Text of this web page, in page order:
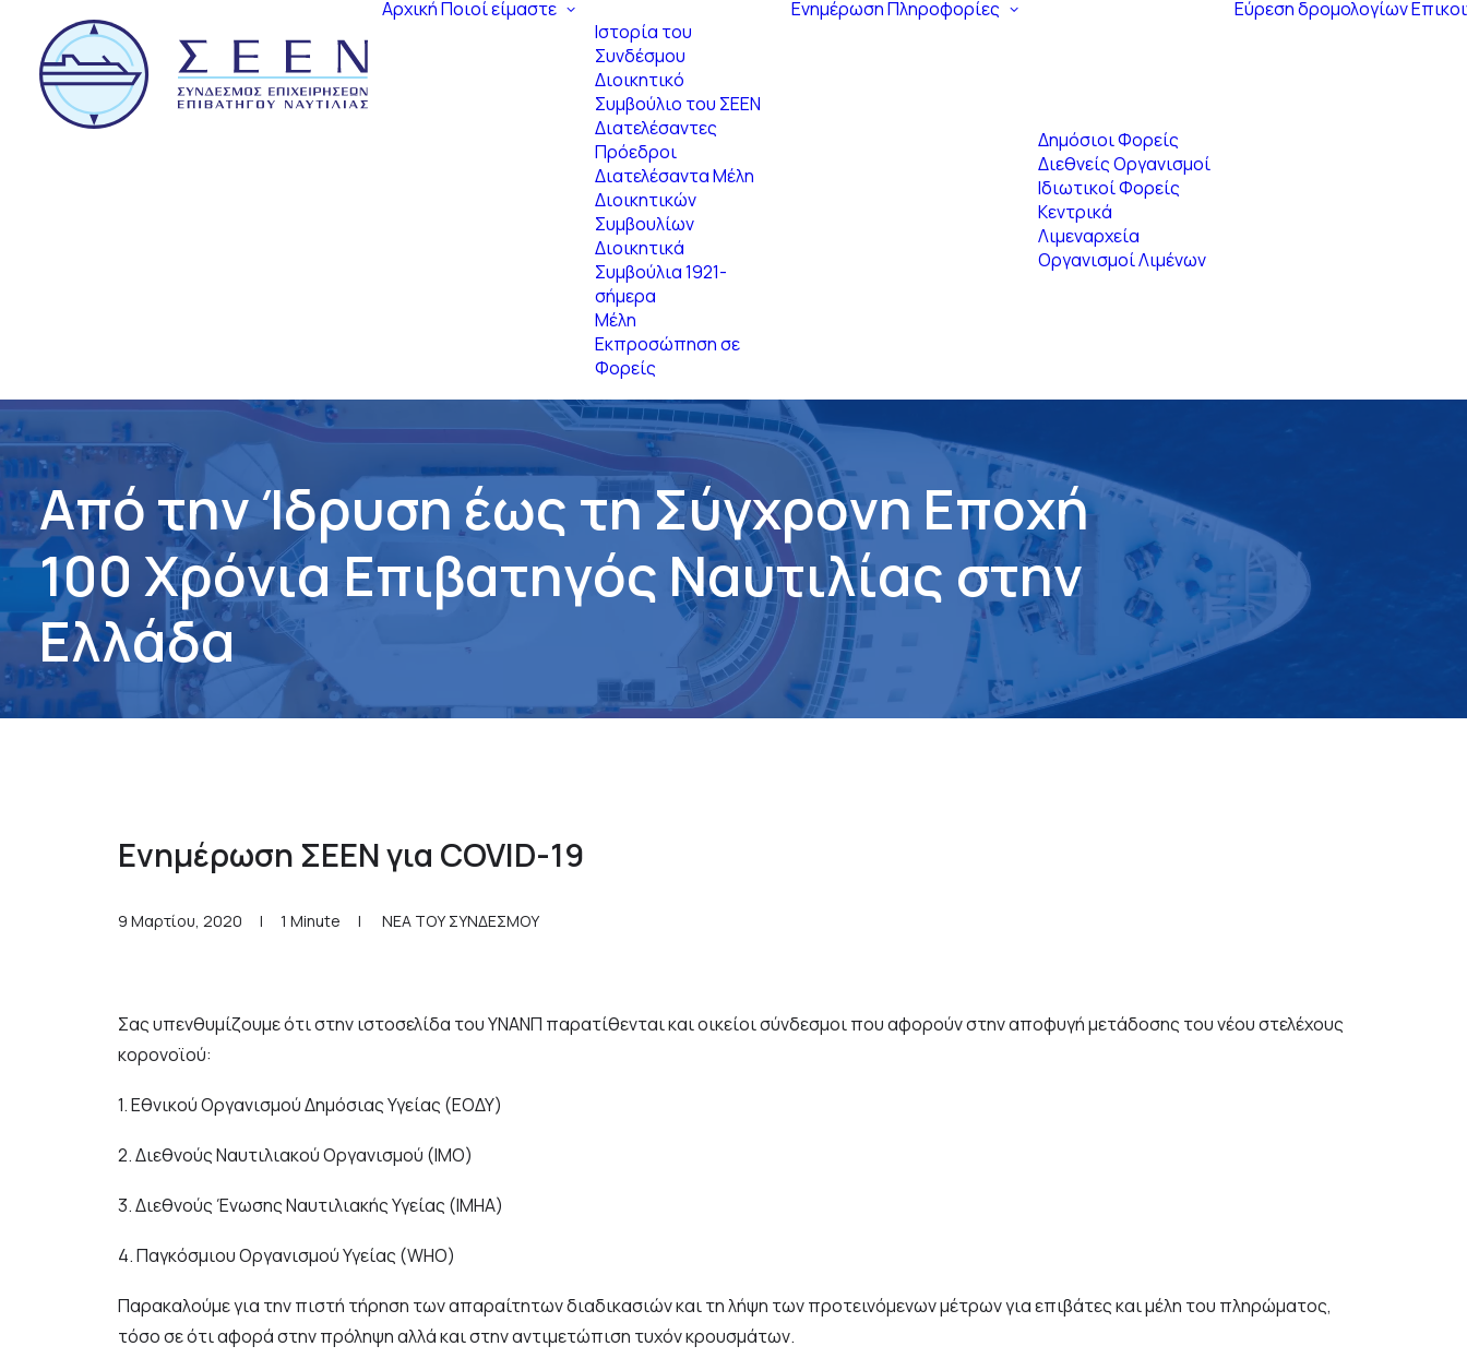
ΑρχικήΠοιοί είμαστε
Ιστορία του
Συνδέσμου
Διοικητικό
Συμβούλιο του ΣΕΕΝ
Διατελέσαντες
Πρόεδροι
Διατελέσαντα Μέλη
Διοικητικών
Συμβουλίων
Διοικητικά
Συμβούλια 1921-
σήμερα
Μέλη
Εκπροσώπηση σε
Φορείς
ΕνημέρωσηΠληροφορίες
Δημόσιοι Φορείς
Διεθνείς Οργανισμοί
Ιδιωτικοί Φορείς
Κεντρικά
Λιμεναρχεία
Οργανισμοί Λιμένων
Εύρεση δρομολογίων
ΑπότηνΊδρυση έως τηΣύγχρονη Εποχή
100 Χρόνια Επιβατηγός Ναυτιλίας στην
Ελλάδα
Ενημέρωση ΣΕΕΝ για COVID-19
9 Μαρτίου, 2020 | 1 Minute | ΝΕΑ ΤΟΥ ΣΥΝΔΕΣΜΟΥ
Σας υπενθυμίζουμε ότι στην ιστοσελίδα τουYNANΠ παρατίθενται και οικείοι σύνδεσμοι που αφορούν στην αποφυγή μετάδοσης του νέου στελέχους
κορονοϊού:
1.Εθνικού Οργανισμού Δημόσιας Υγείας (ΕΟΔΥ)
2.Διεθνούς Ναυτιλιακού Οργανισμού (ΙΜΟ)
3.Διεθνούς Ένωσης Ναυτιλιακής Υγείας (ΙΜΗΑ)
4.Παγκόσμιου Οργανισμού Υγείας (WHO)
Παρακαλούμε για την πιστή τήρηση των απαραίτητων διαδικασιών και τη λήψη των προτεινόμενων μέτρων για επιβάτες και μέλη του πληρώματος,
τόσο σε ότι αφορά στην πρόληψη αλλά και στην αντιμετώπιση τυχόν κρουσμάτων.